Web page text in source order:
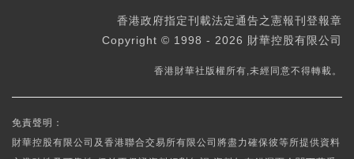
香港政府指定刊載法定通告之憲報刊登報章
Copyright © 1998 - 2026 財華控股有限公司
香港財華社版權所有,未經同意不得轉載。
免責聲明：
財華控股有限公司及香港聯合交易所有限公司將盡力確保彼等所提供資料